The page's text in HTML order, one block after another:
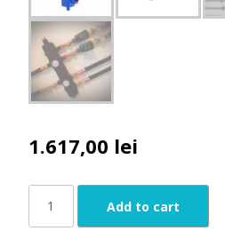
1.617,00 lei
Add to cart